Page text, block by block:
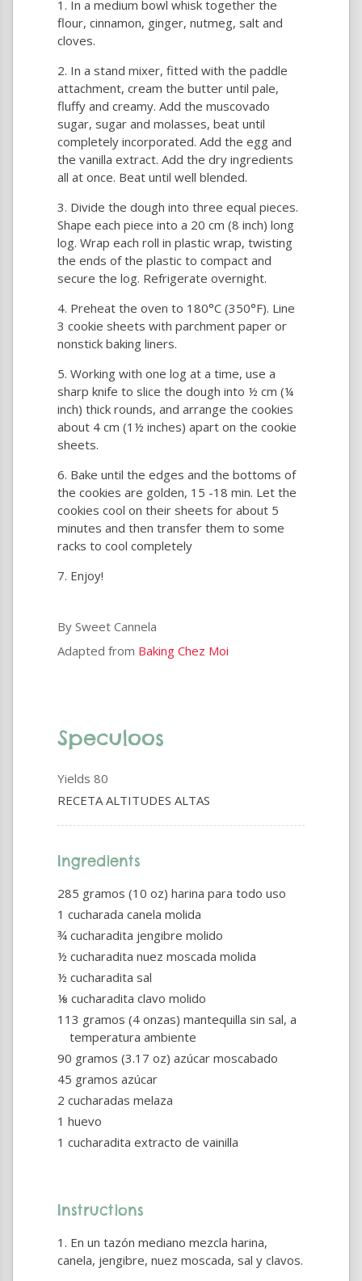
In a medium bowl whisk together the
flour, cinnamon, ginger, nutmeg, salt and
cloves.
In a stand mixer, fitted with the paddle
attachment, cream the butter until pale,
fluffy and creamy. Add the muscovado
sugar, sugar and molasses, beat until
completely incorporated. Add the egg and
the vanilla extract. Add the dry ingredients
all at once. Beat until well blended.
Divide the dough into three equal pieces.
Shape each piece into a 20 cm (8 inch) long
log. Wrap each roll in plastic wrap, twisting
the ends of the plastic to compact and
secure the log. Refrigerate overnight.
Preheat the oven to 180°C (350°F). Line
3 cookie sheets with parchment paper or
nonstick baking liners.
Working with one log at a time, use a
sharp knife to slice the dough into ½ cm (¼
inch) thick rounds, and arrange the cookies
about 4 cm (1½ inches) apart on the cookie
sheets.
Bake until the edges and the bottoms of
the cookies are golden, 15 -18 min. Let the
cookies cool on their sheets for about 5
minutes and then transfer them to some
racks to cool completely
Enjoy!
By Sweet Cannela
Adapted from Baking Chez Moi
Speculoos
Yields 80
RECETA ALTITUDES ALTAS
Ingredients
285 gramos (10 oz) harina para todo uso
1 cucharada canela molida
¾ cucharadita jengibre molido
½ cucharadita nuez moscada molida
½ cucharadita sal
⅛ cucharadita clavo molido
113 gramos (4 onzas) mantequilla sin sal, a
temperatura ambiente
90 gramos (3.17 oz) azúcar moscabado
45 gramos azúcar
2 cucharadas melaza
1 huevo
1 cucharadita extracto de vainilla
Instructions
En un tazón mediano mezcla harina,
canela, jengibre, nuez moscada, sal y clavos.